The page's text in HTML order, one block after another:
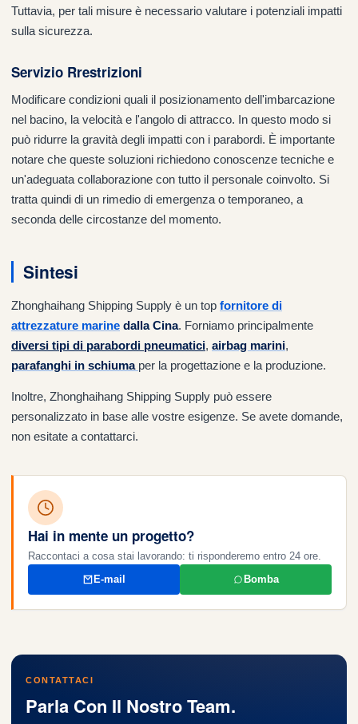
Tuttavia, per tali misure è necessario valutare i potenziali impatti
sulla sicurezza.
Servizio Rrestrizioni
Modificare condizioni quali il posizionamento dell'imbarcazione
nel bacino, la velocità e l'angolo di attracco. In questo modo si
può ridurre la gravità degli impatti con i parabordi. È importante
notare che queste soluzioni richiedono conoscenze tecniche e
un'adeguata collaborazione con tutto il personale coinvolto. Si
tratta quindi di un rimedio di emergenza o temporaneo, a
seconda delle circostanze del momento.
Sintesi
Zhonghaihang Shipping Supply è un top fornitore di
attrezzature marine dalla Cina. Forniamo principalmente
diversi tipi di parabordi pneumatici, airbag marini,
parafanghi in schiuma per la progettazione e la produzione.
Inoltre, Zhonghaihang Shipping Supply può essere
personalizzato in base alle vostre esigenze. Se avete domande,
non esitate a contattarci.
Hai in mente un progetto?
Raccontaci a cosa stai lavorando: ti risponderemo entro 24 ore.
E-mail
Bomba
CONTATTACI
Parla Con Il Nostro Team.